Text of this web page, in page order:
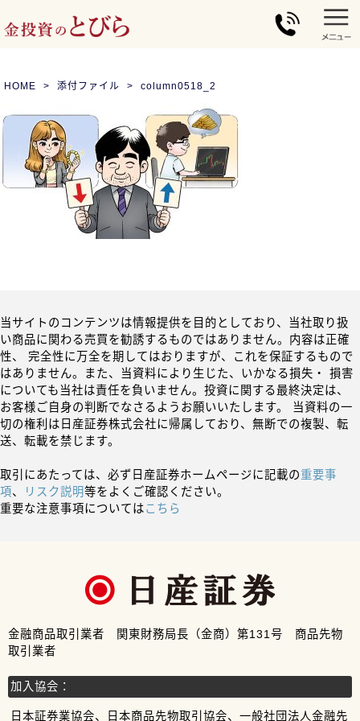
HOME 添付ファイル column0518_2
当サイトのコンテンツは情報提供を目的としており、当社取り扱
い商品に関わる売買を勧誘するものではありません。内容は正確
性、 完全性に万全を期してはおりますが、これを保証するもので
はありません。また、当資料により生じた、いかなる損失・ 損害
についても当社は責任を負いません。投資に関する最終決定は、
お客様ご自身の判断でなさるようお願いいたします。 当資料の一
切の権利は日産証券株式会社に帰属しており、無断での複製、転
送、転載を禁じます。
取引にあたっては、必ず日産証券ホームページに記載の重要事
項、 リスク説明等をよくご確認ください。
重要な注意事項についてはこちら
金融商品取引業者 関東財務局長（金商）第131号 商品先物
取引業者
加入協会：
日本証券業協会、日本商品先物取引協会、一般社団法人金融先